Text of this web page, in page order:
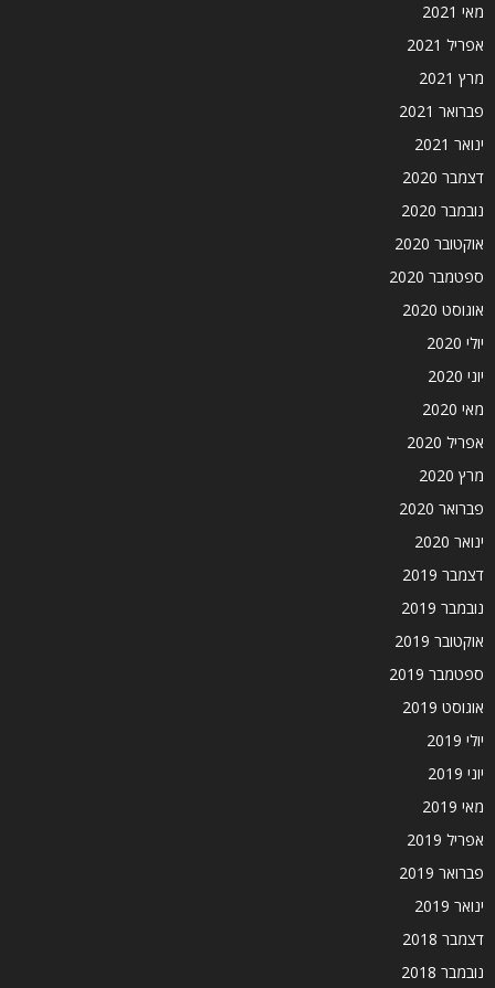
מאי 2021
אפריל 2021
מרץ 2021
פברואר 2021
ינואר 2021
דצמבר 2020
נובמבר 2020
אוקטובר 2020
ספטמבר 2020
אוגוסט 2020
יולי 2020
יוני 2020
מאי 2020
אפריל 2020
מרץ 2020
פברואר 2020
ינואר 2020
דצמבר 2019
נובמבר 2019
אוקטובר 2019
ספטמבר 2019
אוגוסט 2019
יולי 2019
יוני 2019
מאי 2019
אפריל 2019
פברואר 2019
ינואר 2019
דצמבר 2018
נובמבר 2018